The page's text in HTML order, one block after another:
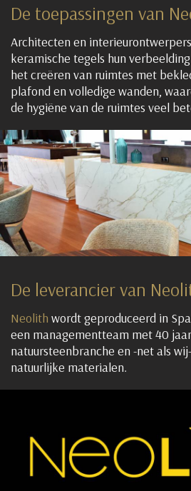
De toepassingen van
Architecten en
keramische tegels hun
het creëren van ruimtes met
plafond en volledige wanden,
de hygiëne van de ruimtes veel
De leverancier van
Neolith wordt geproduceerd in
een managementteam met 40
natuursteenbranche en -net als
natuurlijke materialen.